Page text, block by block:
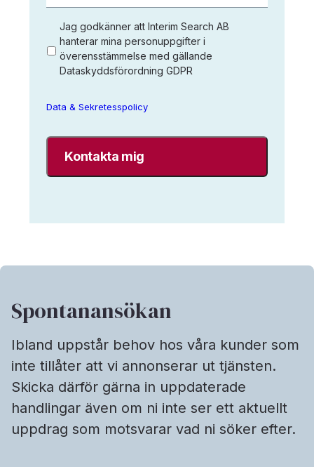
och
befattning *
Jag
godkänner
att
Interim
AB
mina
uppgifter
enligt
Interim
&
Jag godkänner att Interim Search AB
hanterar mina personuppgifter i
överensstämmelse med gällande
Dataskyddsförordning GDPR
Data & Sekretesspolicy
Spontanansökan
Ibland uppstår behov hos våra kunder som
inte tillåter att vi annonserar ut tjänsten.
Skicka därför gärna in uppdaterade
handlingar även om ni inte ser ett aktuellt
uppdrag som motsvarar vad ni söker efter.